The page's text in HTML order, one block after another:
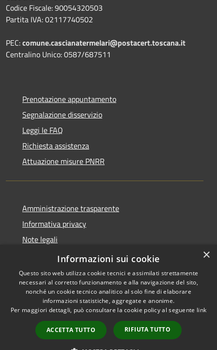
Codice Fiscale: 90054320503
Partita IVA: 02117740502
PEC:comune.cascianatermelari@postacert.toscana.it
Centralino Unico: 0587/687511
Prenotazione appuntamento
Segnalazione disservizio
Leggi le FAQ
Richiesta assistenza
Attuazione misure PNRR
Amministrazione trasparente
Informativa privacy
Note legali
Dichiarazione di accessibilità
Accessibilità
Copyright © 2026 • Comune di
Casciana Terme Lari • Powered
byMunicipium
Accesso
redazione
×
Informazioni sui cookie
Questo sito web utilizza cookie tecnici e assimilati strettamente
necessari al corretto funzionamento e alla navigazione del sito,
nonché un cookie tecnico analitico al solo fine di elaborare
informazioni statistiche, aggregate e anonime.
Per maggiori dettagli, può consultare la cookie policy al seguente link
ACCETTA TUTTO RIFIUTA TUTTO